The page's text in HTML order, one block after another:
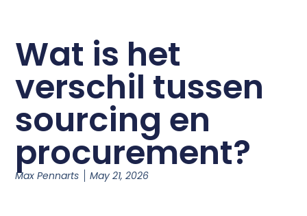
Wat is het
verschil tussen
sourcing en
procurement?
Max Pennarts May 21, 2026